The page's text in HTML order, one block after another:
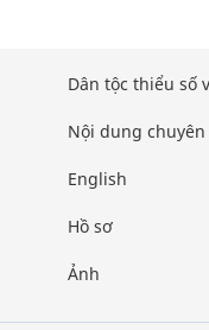
Dân tộc thiểu số
Nội dung
English
Hồ sơ
Ảnh